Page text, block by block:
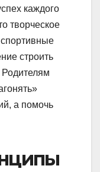
каждого
творческое
строить
а помочь